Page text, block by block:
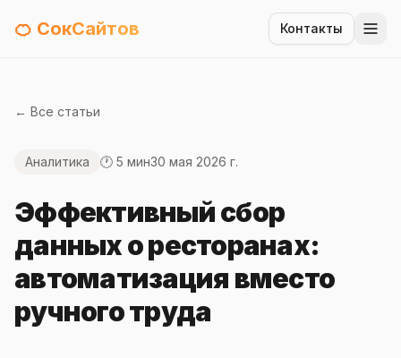
🍊 СокСайтов Контакты
← Все статьи
Аналитика 🕐 5 мин30 мая 2026 г.
Эффективный сбор
данных о ресторанах:
автоматизация вместо
ручного труда